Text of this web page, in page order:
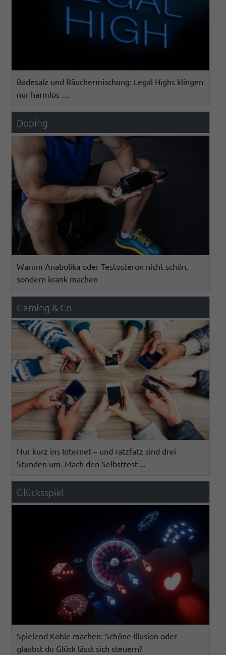
Badesalz und Räuchermischung: Legal Highs klingen
nur harmlos …
Doping
Warum Anabolika oder Testosteron nicht schön,
sondern krank machen
Gaming & Co
Nur kurz ins Internet – und ratzfatz sind drei
Stunden um. Mach den Selbsttest ...
Glücksspiel
Spielend Kohle machen: Schöne Illusion oder
glaubst du Glück lässt sich steuern?